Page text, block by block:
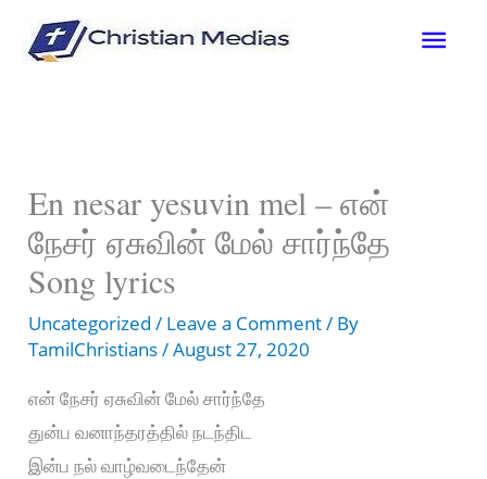
En nesar yesuvin mel – என்
நேசர் ஏசுவின் மேல் சார்ந்தே
Song lyrics
Uncategorized / Leave a Comment/ By
TamilChristians/August 27, 2020
என் நேசர் ஏசுவின் மேல் சார்ந்தே
துன்ப வனாந்தரத்தில் நடந்திட
இன்ப நல் வாழ்வடைந்தேன்